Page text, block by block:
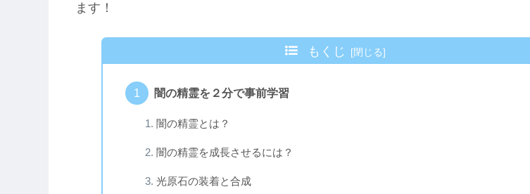
ます！
もくじ
闇の精霊を２分で事前学習
闇の精霊とは？
闇の精霊を成長させるには？
光原石の装着と合成